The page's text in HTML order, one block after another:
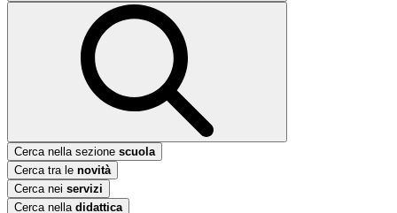
Cerca nella sezione scuola
Cerca tra le novità
Cerca nei servizi
Cerca nella didattica